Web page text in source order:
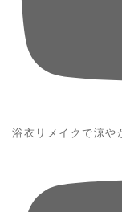
浴衣リメイクで涼や